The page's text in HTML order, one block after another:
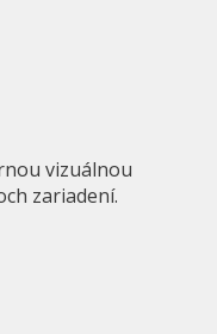
vizuálnou
zariadení.